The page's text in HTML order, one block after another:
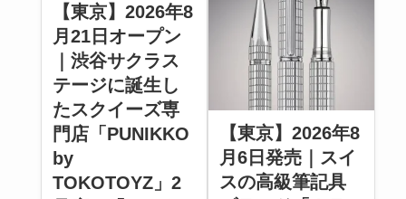
【東京】2026年8
月21日オープン
｜渋谷サクラス
テージに誕生し
たスクイーズ専
門店「PUNIKKO
by
TOKOTOYZ」2
【東京】2026年8
月6日発売｜スイ
スの高級筆記具